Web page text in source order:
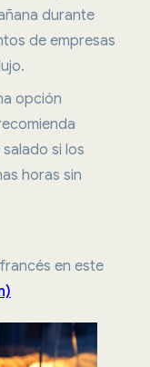
durante
de empresas
opción
si los
horas sin
en este